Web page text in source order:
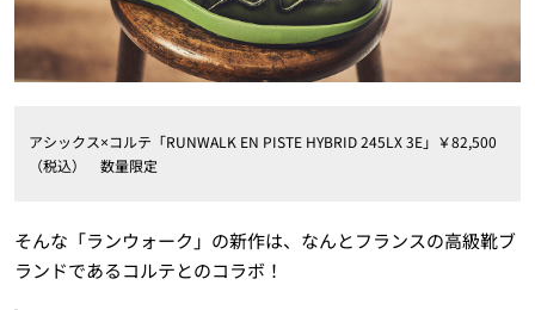
アシックス×コルテ「RUNWALK EN PISTE HYBRID 245LX 3E」￥82,500
（税込） 数量限定
そんな「ランウォーク」の新作は、なんとフランスの高級靴ブ
ランドであるコルテとのコラボ！